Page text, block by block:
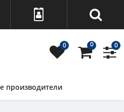
0 0
0
производители